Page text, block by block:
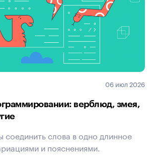
06 июл 2026
верблюд, змея,
соединить слова в одно длинное
и пояснениями.